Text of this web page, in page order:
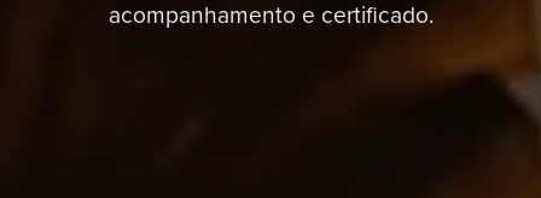
acompanhamento e certificado.